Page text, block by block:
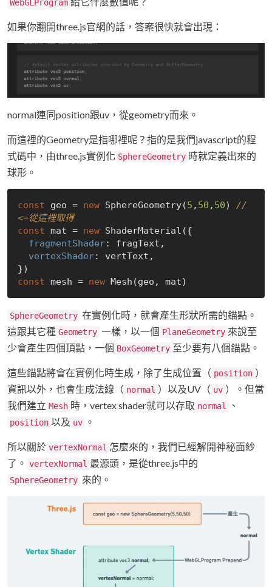
WebGLProgram
如果你翻開three.js官網的話，答案很快就會出現：
normal連同position跟uv，從geometry而來。
而這裡的Geometry是指哪裡呢？指的是我們javascript的程
式碼中，由three.js實例化 SphereGeometry 時就定義出來的
球形。
const geo = new SphereGeometry(5 , 50 , 50) //
<=從這裡取得
const mat = new ShaderMaterial({
fragmentShader: fragText,
vertexShader: vertText,
const mesh = new
SphereGeometry 在實例化時，就會產生形狀所需的錨點。
這跟其它種 Geometry 一樣，以一個 PlaneGeometry 來說至
少會產生四個頂點，一個 BoxGeometry 至少要有八個錨點。
這些錨點將會在實例化時生成，除了生成位置（ position ）
資訊以外，也會生成法線（ normal ）以及UV（ uv ）。但當
我們建立 Mesh 時，vertex shader就可以存取 normal 、
position 以及 uv 。
所以關於 vertexNormal 怎麼來的，我們已經解開神秘面紗
了。 vertexNormal 最源頭，是從three.js中的
SphereGeometry 來的。